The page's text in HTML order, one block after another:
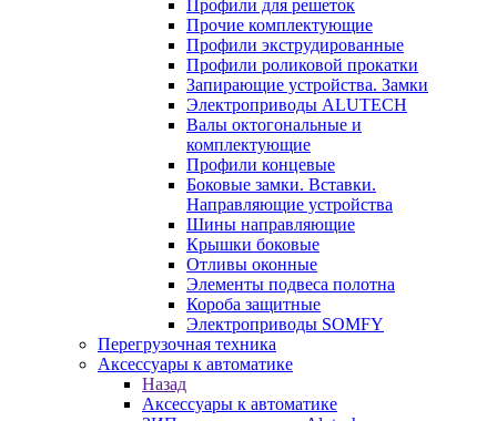
Профили для решеток
Прочие комплектующие
Профили экструдированные
Профили роликовой прокатки
Запирающие устройства. Замки
Электроприводы ALUTECH
Валы октогональные и
комплектующие
Профили концевые
Боковые замки. Вставки.
Направляющие устройства
Шины направляющие
Крышки боковые
Отливы оконные
Элементы подвеса полотна
Короба защитные
Электроприводы SOMFY
Перегрузочная техника
Аксессуары к автоматике
Назад
Аксессуары к автоматике